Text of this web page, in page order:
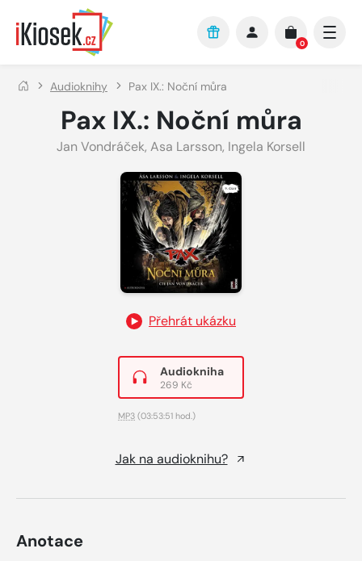
Přejít na hlavní obsah
0
Audioknihy Pax IX.: Noční můra
Pax IX.: Noční můra
Jan Vondráček, Asa Larsson, Ingela Korsell
Přehrát ukázku
Audiokniha
269 Kč
MP3 (03:53:51 hod.)
Jak na audioknihu?
Anotace